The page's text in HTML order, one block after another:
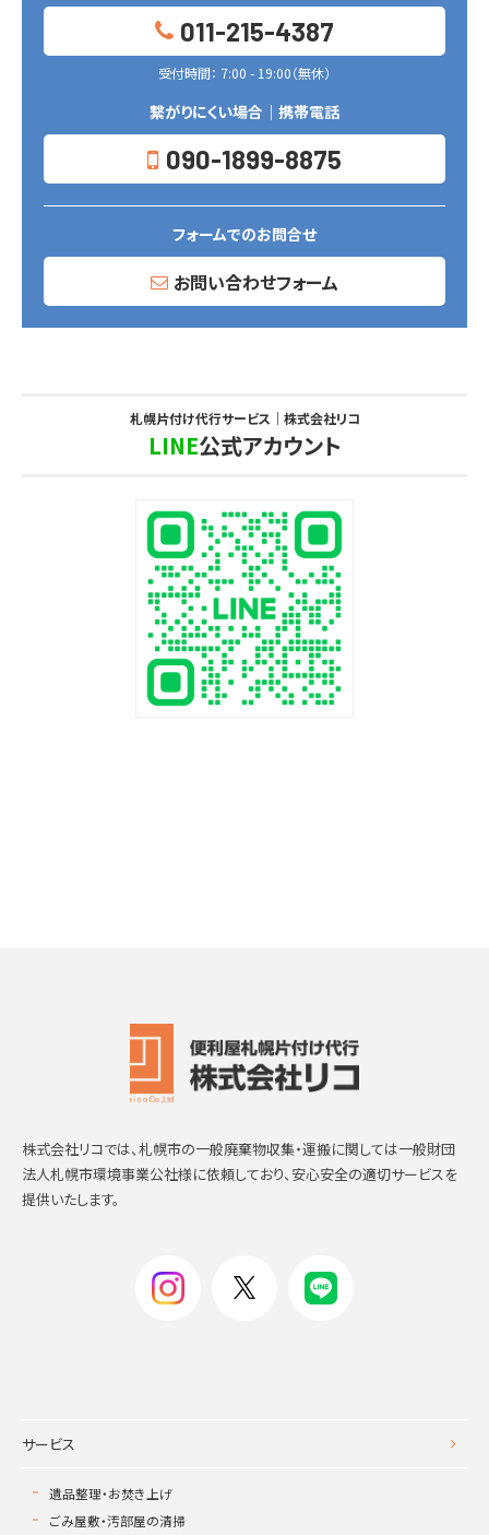
011-215-4387
受付時間： 7:00 - 19:00（無休）
繋がりにくい場合｜携帯電話
090-1899-8875
フォームでのお問合せ
お問い合わせフォーム
札幌片付け代行サービス｜株式会社リコ
LINE公式アカウント
株式会社リコでは、札幌市の一般廃棄物収集・運搬に関しては一般財団
法人札幌市環境事業公社様に依頼しており、安心安全の適切サービスを
提供いたします。
サービス
遺品整理・お焚き上げ
ごみ屋敷・汚部屋の清掃